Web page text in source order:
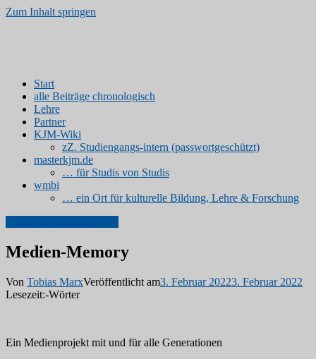
Zum Inhalt springen
Start
alle Beiträge chronologisch
Lehre
Partner
KJM-Wiki
zZ. Studiengangs-intern (passwortgeschützt)
masterkjm.de
… für Studis von Studis
wmbi
… ein Ort für kulturelle Bildung, Lehre & Forschung
Medien-Memory
Von Tobias MarxVeröffentlicht am3. Februar 20223. Februar 2022
Lesezeit:-Wörter
Ein Medienprojekt mit und für alle Generationen